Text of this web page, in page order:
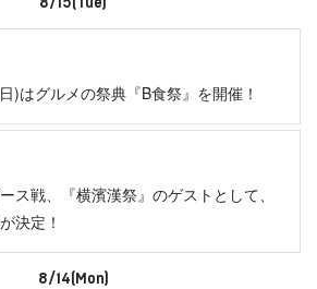
)はグルメの祭典『B食祭』を開催！
ス戦、『横濱漢祭』のゲストとして、
決定！
8/14(Mon)